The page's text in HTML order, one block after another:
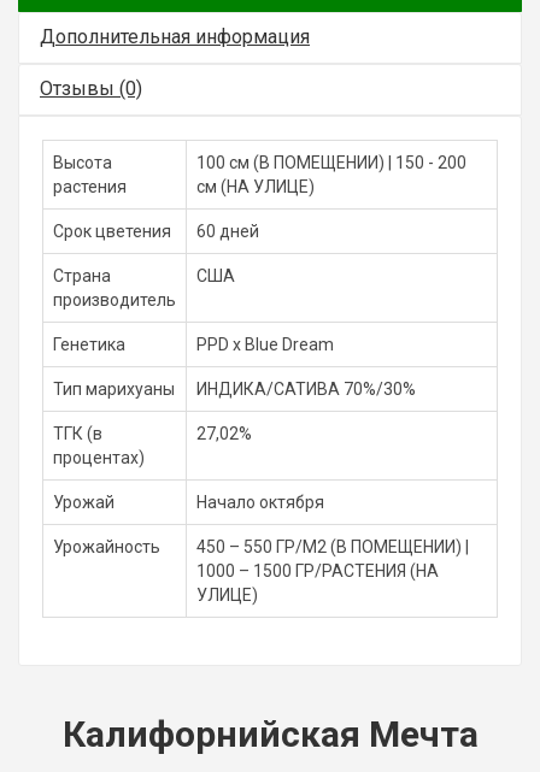
Дополнительная информация
Отзывы (0)
Высота
растения
100 см (В ПОМЕЩЕНИИ) | 150 - 200
см (НА УЛИЦЕ)
Срок цветения 60 дней
Страна
производитель
США
Генетика PPD x Blue Dream
Тип марихуаны ИНДИКА/САТИВА 70%/30%
ТГК (в
процентах)
27,02%
Урожай Начало октября
Урожайность
450 – 550 ГР/М2 (В ПОМЕЩЕНИИ) |
1000 – 1500 ГР/РАСТЕНИЯ (НА
УЛИЦЕ)
Калифорнийская Мечта